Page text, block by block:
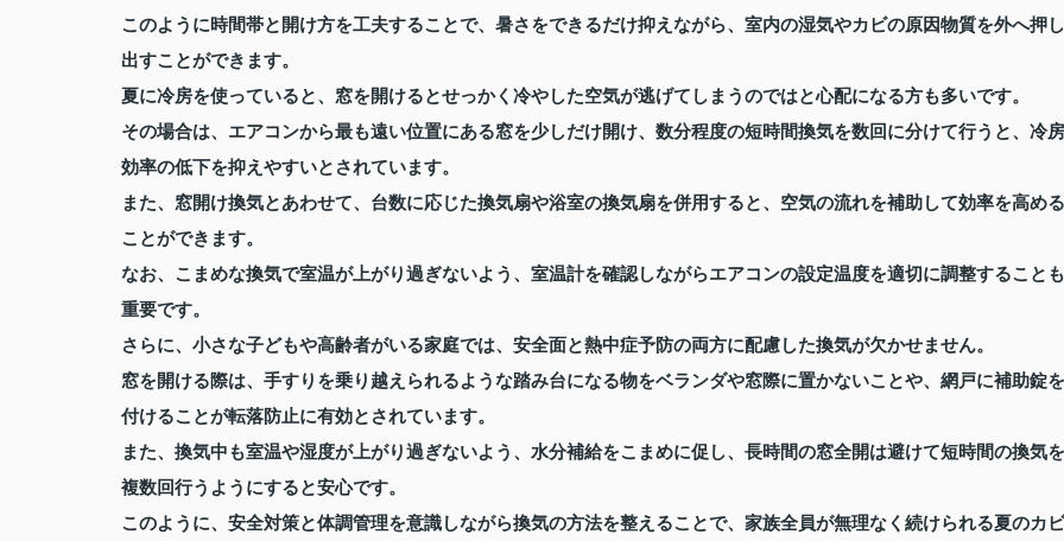
このように時間帯と開け方を工夫することで、暑さをできるだけ抑えながら、室内の湿気やカビの原因物質を外へ押し
出すことができます。
夏に冷房を使っていると、窓を開けるとせっかく冷やした空気が逃げてしまうのではと心配になる方も多いです。
その場合は、エアコンから最も遠い位置にある窓を少しだけ開け、数分程度の短時間換気を数回に分けて行うと、冷房
効率の低下を抑えやすいとされています。
また、窓開け換気とあわせて、台数に応じた換気扇や浴室の換気扇を併用すると、空気の流れを補助して効率を高める
ことができます。
なお、こまめな換気で室温が上がり過ぎないよう、室温計を確認しながらエアコンの設定温度を適切に調整することも
重要です。
さらに、小さな子どもや高齢者がいる家庭では、安全面と熱中症予防の両方に配慮した換気が欠かせません。
窓を開ける際は、手すりを乗り越えられるような踏み台になる物をベランダや窓際に置かないことや、網戸に補助錠を
付けることが転落防止に有効とされています。
また、換気中も室温や湿度が上がり過ぎないよう、水分補給をこまめに促し、長時間の窓全開は避けて短時間の換気を
複数回行うようにすると安心です。
このように、安全対策と体調管理を意識しながら換気の方法を整えることで、家族全員が無理なく続けられる夏のカビ